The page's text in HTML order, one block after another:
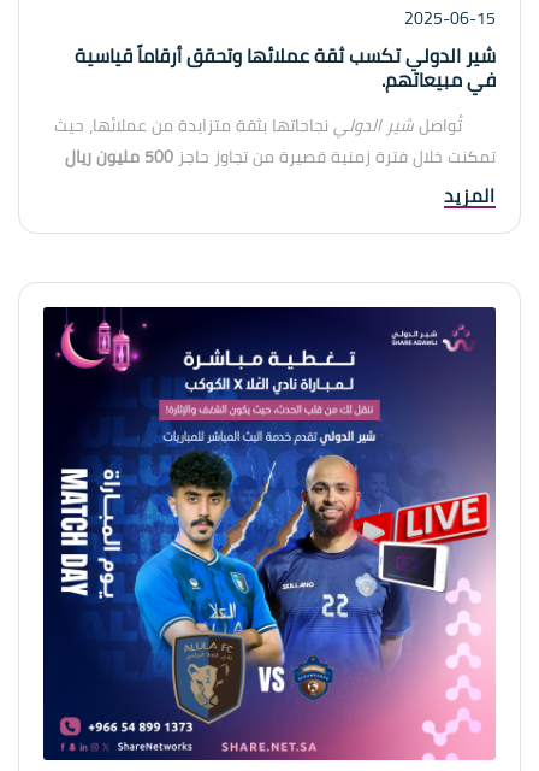
2025-06-15
شير الدولي تكسب ثقة عملائها وتحقق أرقاماً قياسية
في مبيعاتهم.
تُواصلشير الدولينجاحاتها بثقة متزايدة من عملائها، حيث
تمكنت خلال فترة زمنية قصيرة من تجاوز حاجز
500 مليون ريال
سعودي
المباشر.
تتحول إلى إنجازات ملموسة من خلال حلولنا التقنية.
شكراً لعملائنا على الثقة الكبيرة، فأنتم المحرك الحقيقي لكل ما
المزيد